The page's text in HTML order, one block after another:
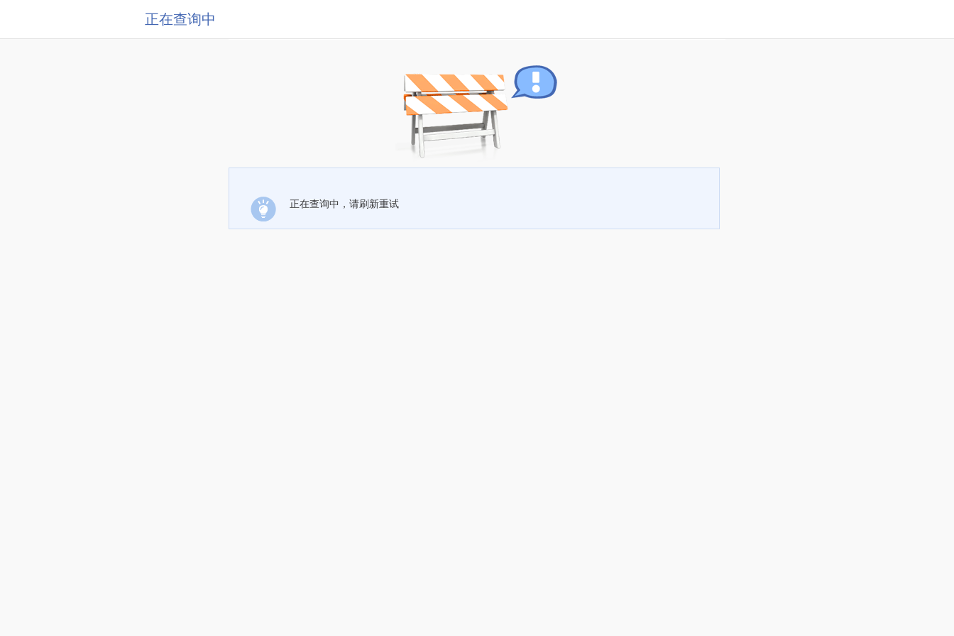
正在查询中
正在查询中，请刷新重试